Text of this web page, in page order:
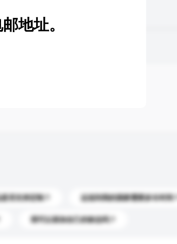
否支持定制？ 运送到我的国家需要多长时间？
我可以添加自己的标志吗？
地址。